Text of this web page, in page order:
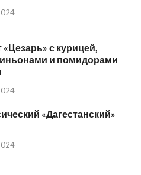
«Цезарь» с курицей,
и помидорами
«Дагестанский»